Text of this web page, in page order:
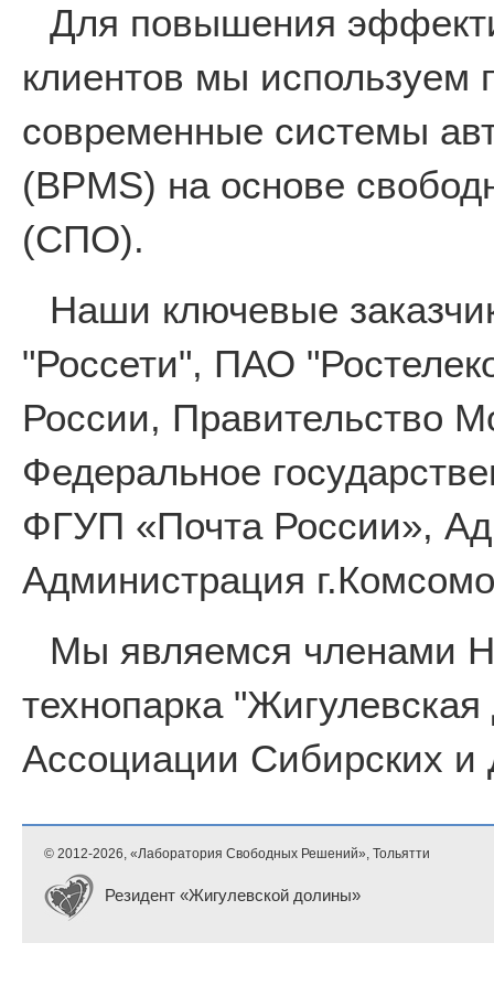
Для повышения
клиентов мы используем
современные системы
(BPMS) на основе
(СПО).
Наши ключевые
"Россети", ПАО
России, Правительство
Федеральное
ФГУП «Почта России»,
Администрация
Мы являемся членами
технопарка
Ассоциации Сибирских и
© 2012-2026, «Лаборатория Свободных Решений», Тольятти
Резидент «Жигулевской долины»